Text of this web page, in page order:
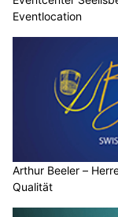
Eventlocation
Arthur Beeler –
Qualität